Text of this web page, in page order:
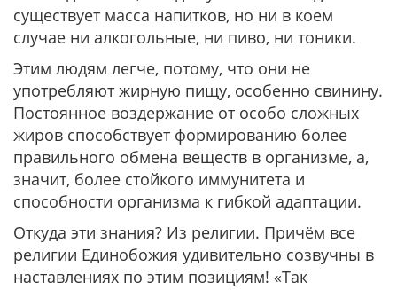
существует масса напитков, но ни в коем
случае ни алкогольные, ни пиво, ни тоники.
Этим людям легче, потому, что они не
употребляют жирную пищу, особенно свинину.
Постоянное воздержание от особо сложных
жиров способствует формированию более
правильного обмена веществ в организме, а,
значит, более стойкого иммунитета и
способности организма к гибкой адаптации.
Откуда эти знания? Из религии. Причём все
религии Единобожия удивительно созвучны в
наставлениях по этим позициям! «Так